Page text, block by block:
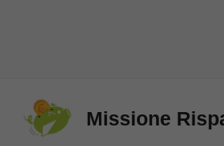
Missione